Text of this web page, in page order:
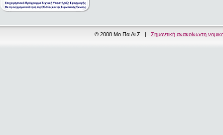
© 2008 Μο.Πα.Δι.Σ | Σημαντική ανακοίνωση